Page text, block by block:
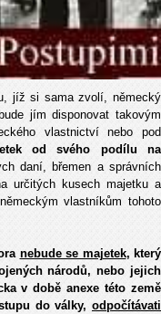
jíž si sama zvolí, německý
jím disponovat takovým
vlastnictví nebo pod
od svého podílu na
daní, břemen a správních
určitých kusech majetku a
vlastníkům tohoto
nebude se majetek, který
národů, nebo jejich
v době anexe této země
do války, odpočítávati